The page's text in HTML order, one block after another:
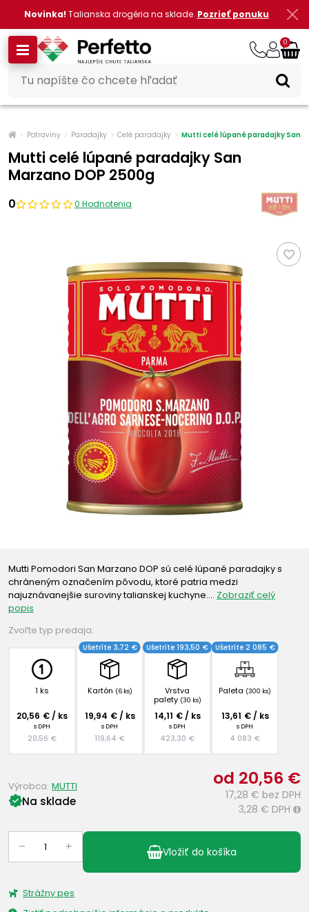
Novinka! Talianska drogéria na sklade. Pozrieť ponuku
0
Potraviny Paradajky Celé paradajky Mutti celé lúpané paradajky San
Mutti celé lúpané paradajky San
Marzano DOP 2500g
0 0 Hodnotenia
Mutti Pomodori San Marzano DOP sú celé lúpané paradajky s
chráneným označením pôvodu, ktoré patria medzi
najuznávanejšie suroviny talianskej kuchyne.… Zobraziť celý
popis
Zvoľte typ predaja:
1 ks
20,56 € / ks
s DPH
20,56 €
Kartón (6 ks)
Ušetríte 3,72 €
19,94 € / ks
s DPH
119,64 €
Vrstva
palety (30 ks)
Ušetríte 193,50 €
14,11 € / ks
s DPH
423,30 €
Paleta (300 ks)
Ušetríte 2 085 €
13,61 € / ks
s DPH
4 083 €
od 20,56 €
17,28 € bez DPH
3,28 € DPH i
Na sklade
Výrobca: MUTTI
– + Vložiť do košíka
Strážny pes